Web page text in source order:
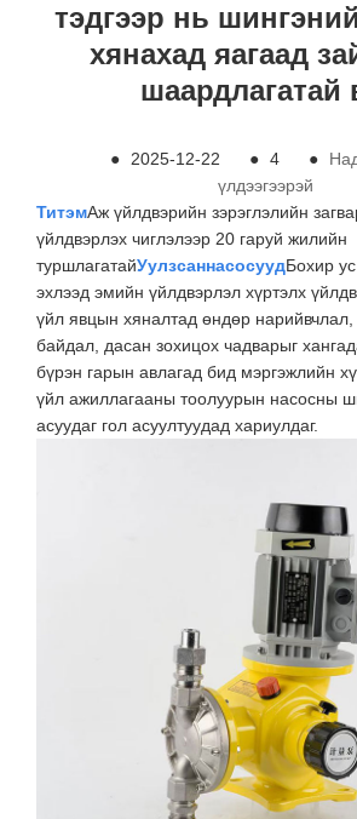
тэдгээр нь
хянахад яагаад
шаардлагатай
● 2025-12-22 ● 4 ●
үлдээгээрэй
ТитэмАж үйлдвэрийн зэрэглэлийн
үйлдвэрлэх чиглэлээр 20 гаруй жилийн
туршлагатайУулзсаннасосуудБохир
эхлээд эмийн үйлдвэрлэл хүртэлх
үйл явцын хяналтад өндөр нарийвчлал,
байдал, дасан зохицох чадварыг
бүрэн гарын авлагад бид мэргэжлийн
үйл ажиллагааны тоолуурын насосны
асуудаг гол асуултуудад хариулдаг.